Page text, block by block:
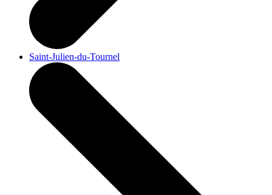
Saint-Julien-du-Tournel